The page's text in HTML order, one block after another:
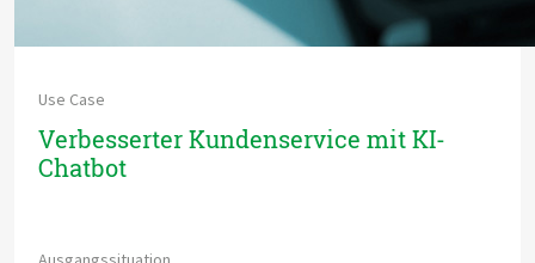
Use Case
Verbesserter Kundenservice mit KI-
Chatbot